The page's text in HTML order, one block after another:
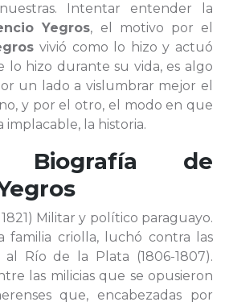
Intentar entender la
Yegros, el motivo por el
vivió como lo hizo y actuó
lo hizo durante su vida, es algo
un lado a vislumbrar mejor el
y por el otro, el modo en que
implacable, la historia.
de
1821) Militar y político paraguayo.
familia criolla, luchó contra las
al Río de la Plata (1806-1807).
las milicias que se opusieron
que, encabezadas por